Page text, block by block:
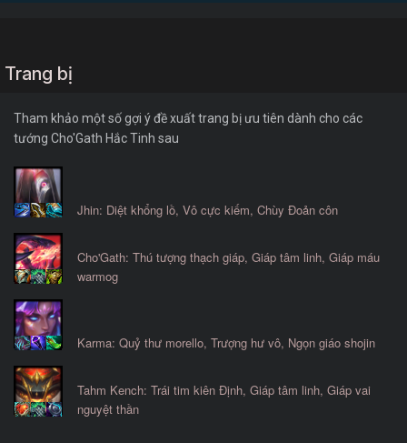
Trang bị
Tham khảo một số gợi ý đề xuất trang bị ưu tiên dành cho các
tướng Cho'Gath Hắc Tinh sau
Jhin: Diệt khổng lồ, Vô cực kiếm, Chùy Đoản côn
Cho'Gath: Thú tượng thạch giáp, Giáp tâm linh, Giáp máu
warmog
Karma: Quỷ thư morello, Trượng hư vô, Ngọn giáo shojin
Tahm Kench: Trái tim kiên Định, Giáp tâm linh, Giáp vai
nguyệt thần